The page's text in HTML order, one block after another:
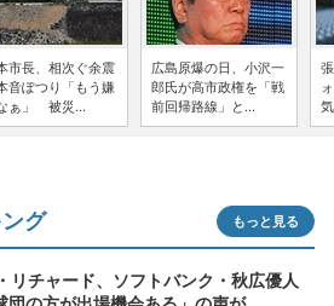
市長、相次ぐ余震
音ぽつり「もう嫌
ぁ」 被災...
広島原爆の日、小沢一
郎氏が高市政権を「戦
前回帰路線」と...
グ もっと見る
リチャード、ソフトバンク・秋広優人